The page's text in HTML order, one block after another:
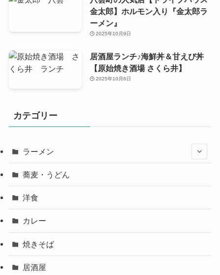
金太郎】ホルモン入り『金太郎ラ
ーメン』
2025年10月9日
居酒屋ランチ♪海鮮丼＆甘えび丼
【原始焼き酒場 さくら井】
2025年10月6日
カテゴリー
ラーメン
蕎麦・うどん
洋食
カレー
焼きそば
居酒屋